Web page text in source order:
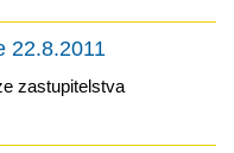
22.8.2011
zastupitelstva